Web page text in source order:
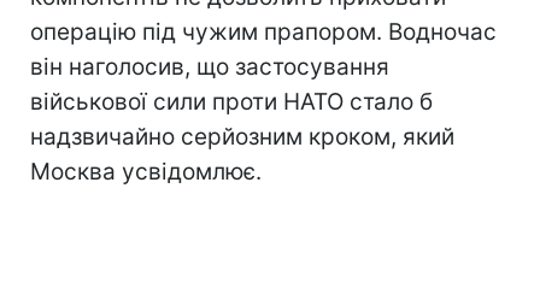
операцію під чужим прапором. Водночас
він наголосив, що застосування
військової сили проти НАТО стало б
надзвичайно серйозним кроком, який
Москва усвідомлює.